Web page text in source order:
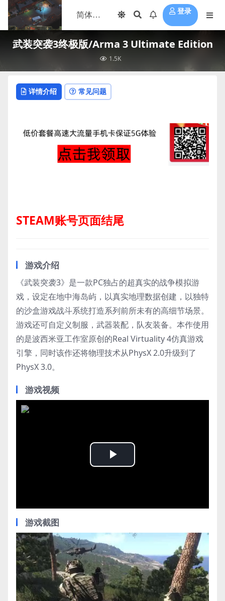
登录
武装突袭3终极版/Arma 3 Ultimate Edition
1.5K
详情介绍 常见问题
STEAM账号页面结尾
游戏介绍
《武装突袭3》是一款PC独占的超真实的战争模拟游
戏，设定在地中海岛屿，以真实地理数据创建，以独特
的沙盒游戏战斗系统打造系列前所未有的高细节场景。
游戏还可自定义制服，武器装配，队友装备。本作使用
的是波西米亚工作室原创的Real Virtuality 4仿真游戏
引擎，同时该作还将物理技术从PhysX 2.0升级到了
PhysX 3.0。
游戏视频
Play
游戏截图